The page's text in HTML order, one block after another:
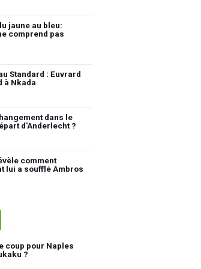
jaune au bleu:
comprend pas
Standard : Euvrard
à Nkada
dans le
d'Anderlecht ?
comment
lui a soufflé Ambros
coup pour Naples
?